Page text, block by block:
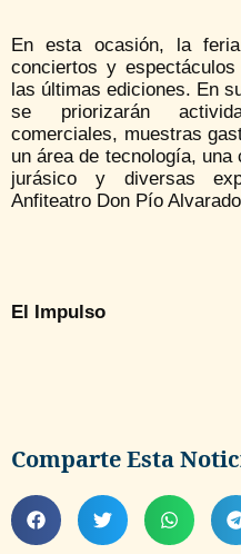
En esta ocasión, la
conciertos y
las últimas ediciones. En
se priorizarán
comerciales, muestras
un área de tecnología,
jurásico y diversas
Anfiteatro Don Pío
El Impulso
Comparte Esta